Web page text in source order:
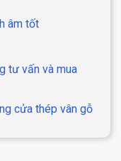
âm tốt
tư vấn và mua
cửa thép vân gỗ